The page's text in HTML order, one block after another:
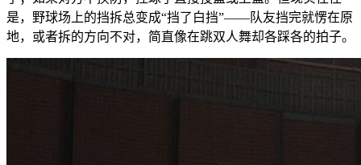
是，野球场上的挡拆总变成“挡了白挡”——队友挡完就愣在原
地，或者拆的方向不对，简直像在跳双人舞却各踩各的拍子。